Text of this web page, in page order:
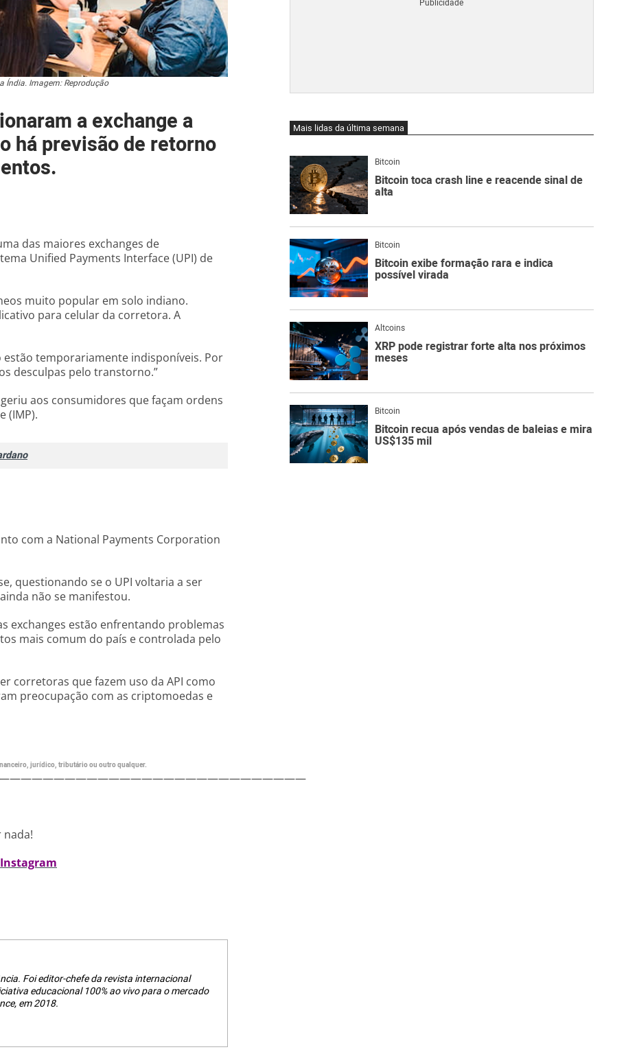
Índia. Imagem: Reprodução
a exchange a
há previsão de retorno
das maiores exchanges de
Unified Payments Interface (UPI) de
muito popular em solo indiano.
para celular da corretora. A
temporariamente indisponíveis. Por
desculpas pelo transtorno.”
aos consumidores que façam ordens
(IMP).
com a National Payments Corporation
questionando se o UPI voltaria a ser
não se manifestou.
exchanges estão enfrentando problemas
mais comum do país e controlada pelo
corretoras que fazem uso da API como
preocupação com as criptomoedas e
jurídico, tributário ou outro qualquer.
nada!
Instagram
Foi editor-chefe da revista internacional
educacional 100% ao vivo para o mercado
em 2018.
Mais lidas da última semana
Bitcoin
Bitcoin toca crash line e reacende sinal de
alta
Bitcoin
Bitcoin exibe formação rara e indica
possível virada
Altcoins
XRP pode registrar forte alta nos próximos
meses
Bitcoin
Bitcoin recua após vendas de baleias e mira
US$135 mil